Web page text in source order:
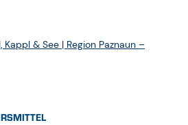
Kappl & See | Region Paznaun –